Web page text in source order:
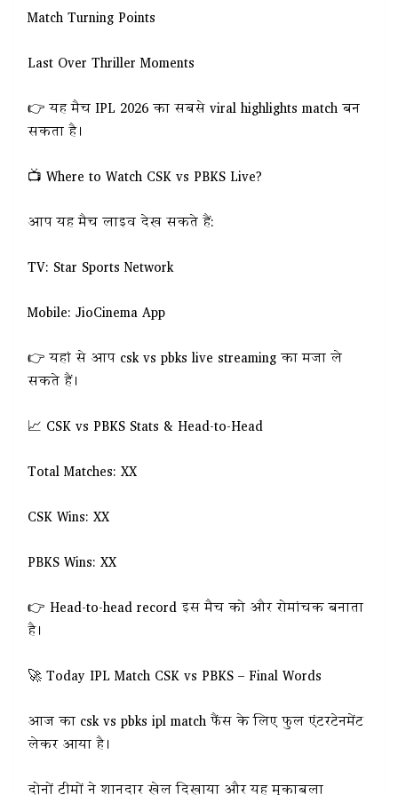
Match Turning Points
Last Over Thriller Moments
👉 यह मैच IPL 2026 का सबसे viral highlights match बन
सकता है।
📺 Where to Watch CSK vs PBKS Live?
आप यह मैच लाइव देख सकते हैं:
TV: Star Sports Network
Mobile: JioCinema App
👉 यहां से आप csk vs pbks live streaming का मजा ले
सकते हैं।
📈 CSK vs PBKS Stats & Head-to-Head
Total Matches: XX
CSK Wins: XX
PBKS Wins: XX
👉 Head-to-head record इस मैच को और रोमांचक बनाता
है।
🚀 Today IPL Match CSK vs PBKS – Final Words
आज का csk vs pbks ipl match फैंस के लिए फुल एंटरटेनमेंट
लेकर आया है।